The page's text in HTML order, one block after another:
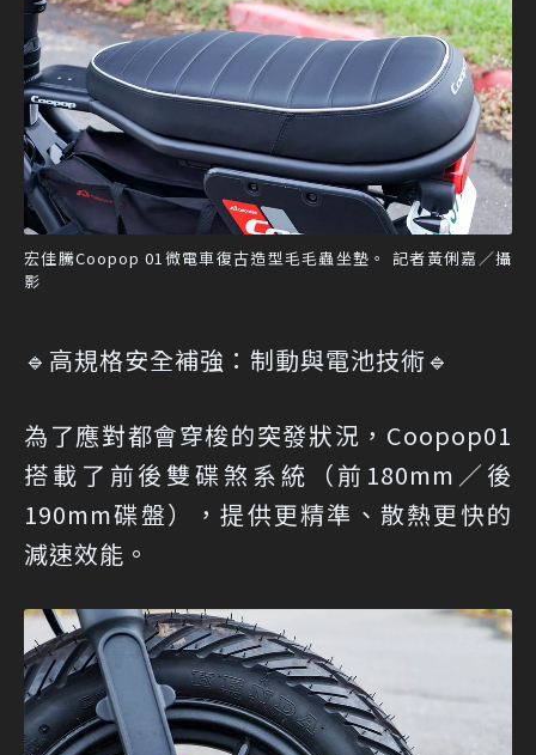
宏佳騰Coopop 01微電車復古造型毛毛蟲坐墊。 記者黃俐嘉／攝
影
🔹高規格安全補強：制動與電池技術🔹
為了應對都會穿梭的突發狀況，Coopop01
搭載了前後雙碟煞系統（前180mm／後
190mm碟盤），提供更精準、散熱更快的
減速效能。